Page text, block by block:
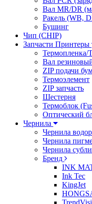
Вал MR/DR
Ракель (WB,
Бушинг
Чип (CHIP)
Запчасти Принтеры
Термопленка/
Вал
ZIP подачи
Термоэлемент
ZIP запчасть
Шестерня
Термоблок
Оптический
Чернила
Чернила
Чернила
Чернила
Бренд
INK
Ink Tec
KingJet